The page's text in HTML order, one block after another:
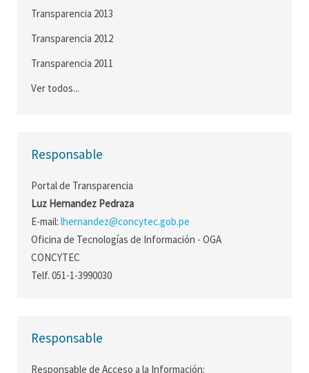
Transparencia 2013
Transparencia 2012
Transparencia 2011
Ver todos...
Responsable
Portal de Transparencia
Luz Hernandez Pedraza
E-mail: lhernandez@concytec.gob.pe
Oficina de Tecnologías de Información - OGA
CONCYTEC
Telf. 051-1-3990030
Responsable
Responsable de Acceso a la Información: